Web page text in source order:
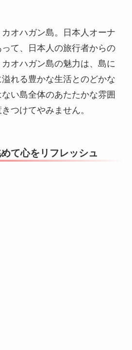
オハガン島。日本人オーナ
て、日本人の旅行者からの
オハガン島の魅力は、島に
れる豊かな生活とのどかな
い島全体のあたたかな雰囲
つけてやみません。
て心をリフレッシュ